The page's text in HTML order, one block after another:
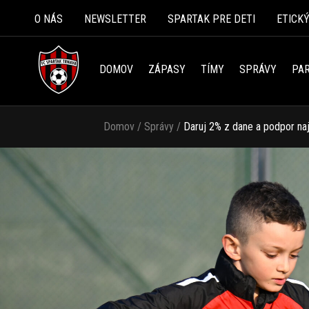
O NÁS NEWSLETTER SPARTAK PRE DETI
DOMOV ZÁPASY TÍMY SPRÁVY
Domov / Správy / Daruj 2% z dane a podpor